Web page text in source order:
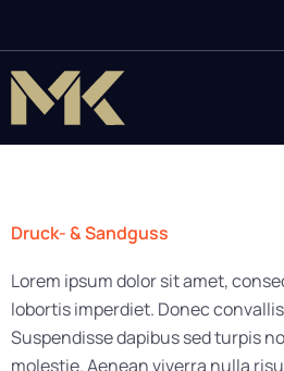
springen
Druck- & Sandguss
Lorem ipsum dolor sit amet,
lobortis imperdiet. Donec
Suspendisse dapibus sed turpis
molestie. Aenean viverra nulla